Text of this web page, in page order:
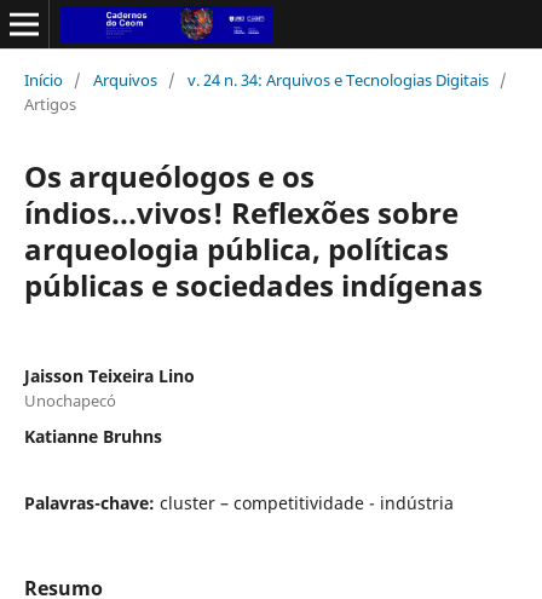
Início / Arquivos / v. 24 n. 34: Arquivos e Tecnologias Digitais /
Artigos
Os arqueólogos e os
índios...vivos! Reflexões sobre
arqueologia pública, políticas
públicas e sociedades indígenas
Jaisson Teixeira Lino
Unochapecó
Katianne Bruhns
Palavras-chave: cluster – competitividade - indústria
Resumo